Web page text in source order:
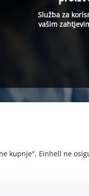
Služba za
vašim
kupnje", Einhell ne